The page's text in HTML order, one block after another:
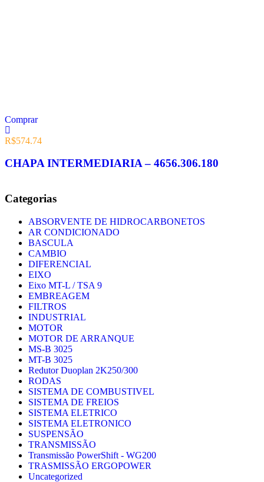
Comprar
R$574.74
CHAPA INTERMEDIARIA – 4656.306.180
Categorias
ABSORVENTE DE HIDROCARBONETOS
AR CONDICIONADO
BASCULA
CAMBIO
DIFERENCIAL
EIXO
Eixo MT-L / TSA 9
EMBREAGEM
FILTROS
INDUSTRIAL
MOTOR
MOTOR DE ARRANQUE
MS-B 3025
MT-B 3025
Redutor Duoplan 2K250/300
RODAS
SISTEMA DE COMBUSTIVEL
SISTEMA DE FREIOS
SISTEMA ELETRICO
SISTEMA ELETRONICO
SUSPENSÃO
TRANSMISSÃO
Transmissão PowerShift - WG200
TRASMISSÃO ERGOPOWER
Uncategorized